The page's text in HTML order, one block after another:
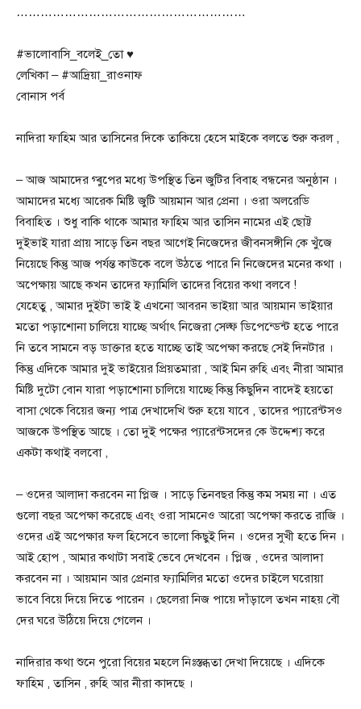
…………………………………………………
#ভালোবাসি_বলেই_তো ♥️
লেখিকা – #আদ্রিয়া_রাওনাফ
বোনাস পর্ব
নাদিরা ফাহিম আর তাসিনের দিকে তাকিয়ে হেসে মাইকে বলতে শুরু করল ,
– আজ আমাদের গ্ৰুপের মধ্যে উপস্থিত তিন জুটির বিবাহ বন্ধনের অনুষ্ঠান ।
আমাদের মধ্যে আরেক মিষ্টি জুটি আয়মান আর প্রেনা । ওরা অলরেডি
বিবাহিত । শুধু বাকি থাকে আমার ফাহিম আর তাসিন নামের এই ছোট্ট
দুইভাই যারা প্রায় সাড়ে তিন বছর আগেই নিজেদের জীবনসঙ্গীনি কে খুঁজে
নিয়েছে কিন্তু আজ পর্যন্ত কাউকে বলে উঠতে পারে নি নিজেদের মনের কথা ।
অপেক্ষায় আছে কখন তাদের ফ্যামিলি তাদের বিয়ের কথা বলবে !
যেহেতু , আমার দুইটা ভাই ই এখনো আবরন ভাইয়া আর আয়মান ভাইয়ার
মতো পড়াশোনা চালিয়ে যাচ্ছে অর্থাৎ নিজেরা সেল্ফ ডিপেন্ডেন্ট হতে পারে
নি তবে সামনে বড় ডাক্তার হতে যাচ্ছে তাই অপেক্ষা ক‍রছে সেই দিনটার ।
কিন্তু এদিকে আমার দুই ভাইয়ের প্রিয়তমারা , আই মিন রুহি এবং নীরা আমার
মিষ্টি দুটো বোন যারা পড়াশোনা চালিয়ে যাচ্ছে কিন্তু কিছুদিন বাদেই হয়তো
বাসা থেকে বিয়ের জন্য পাত্র দেখাদেখি শুরু হয়ে যাবে , তাদের প্যারেন্টস‌ও
আজকে উপস্থিত আছে । তো দুই পক্ষের প্যারেন্টসদের কে উদ্দেশ্য করে
একটা কথাই বলবো ,
– ওদের আলাদা করবেন না প্লিজ । সাড়ে তিনবছর কিন্তু কম সময় না । এত
গুলো বছর অপেক্ষা করেছে এবং ওরা সামনেও আরো অপেক্ষা করতে রাজি ।
ওদের এই অপেক্ষার ফল হিসেবে ভালো কিছুই দিন । ওদের সুখী হতে দিন ।
আই হোপ , আমার কথাটা সবাই ভেবে দেখবেন । প্লিজ , ওদের আলাদা
করবেন না । আয়মান আর প্রেনার ফ্যামিলির মতো ওদের চাইলে ঘরোয়া
ভাবে বিয়ে দিয়ে দিতে পারেন । ছেলেরা নিজ পায়ে দাঁড়ালে তখন নাহয় বৌ
দের ঘরে উঠিয়ে দিয়ে গেলেন ।
নাদিরার কথা শুনে পুরো বিয়ের মহলে নিঃস্তব্ধতা দেখা দিয়েছে । এদিকে
ফাহিম , তাসিন , রুহি আর নীরা কাদছে ।